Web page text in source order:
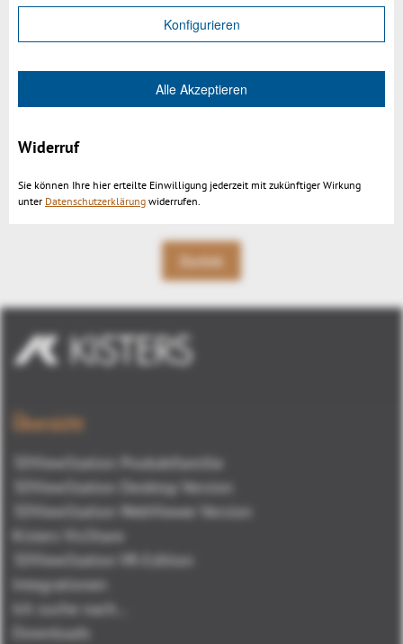
parallelisiertes Laden von 3DVS Dateien
Minimale Framerate bestimmen für flüssige
Rotation
progressives Laden: Rendering schon
für gute Performance ist keine externe
Zurück
Übersicht
3DViewStation Produktfamilie
3DViewStation Desktop Version
3DViewStation WebViewer Version
Kisters VisShare
3DViewStation VR-Edition
Integrationen
Ich suche nach...
Downloads
Konfigurieren
Alle Akzeptieren
Widerruf
Sie können Ihre hier erteilte Einwilligung jederzeit mit zukünftiger Wirkung
unter Datenschutzerklärung widerrufen.